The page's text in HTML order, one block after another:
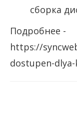
сборка
Подробнее -
https://
dostupen-